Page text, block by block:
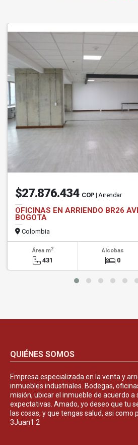
$27.876.434 COP | Arrendar
OFICINAS EN ARRIENDO BR26
BOGOTA
Colombia
Área m2
431
Alcobas
0
QUIÉNES SOMOS
Empresa especializada en la venta y
inmuebles industriales. Bodegas,
misión, ubicar el inmueble de acuerdo a
expectativas. Amado, yo deseo que tu
las cosas, y que tengas salud, asi como
3Juan1:2